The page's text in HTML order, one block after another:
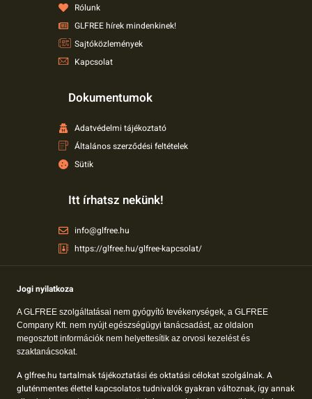
Rólunk
GLFREE hírek mindenkinek!
Sajtóközlemények
Kapcsolat
Dokumentumok
Adatvédelmi tájékoztató
Általános szerződési feltételek
Sütik
Itt írhatsz nekünk!
info@glfree.hu
https://glfree.hu/glfree-kapcsolat/
Jogi nyilatkoza
A GLFREE szolgáltatásai nem gyógyító tevékenységek, a GLFREE
Company Kft. nem nyújt egészségügyi tanácsadást, az oldalon
megosztott információk nem helyettesítik az orvosi kezelést és
szaktanácsokat.
A glfree.hu tartalmak tájékoztatási és oktatási célokat szolgálnak. A
gluténmentes élettel kapcsolatos tudnivalók gyakran változnak, így annak